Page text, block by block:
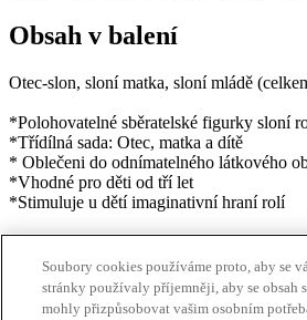
Obsah v balení
Otec-slon, sloní matka, sloní mládě
*Polohovatelné sběratelské figurky sloní
*Třídílná sada: Otec, matka a dítě
* Oblečeni do odnímatelného látkového
*Vhodné pro děti od tří let
*Stimuluje u dětí imaginativní hraní rolí
Opustíte oficiální webové stránky
stránku poskytovatele
Soubory cookies používáme proto, aby se
stránky používaly příjemněji, aby se obsah
mohly přizpůsobovat vašim osobním